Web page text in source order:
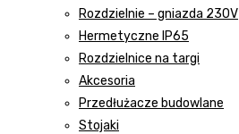
Rozdzielnie – gniazda 230V
Hermetyczne IP65
Rozdzielnice na targi
Akcesoria
Przedłużacze budowlane
Stojaki